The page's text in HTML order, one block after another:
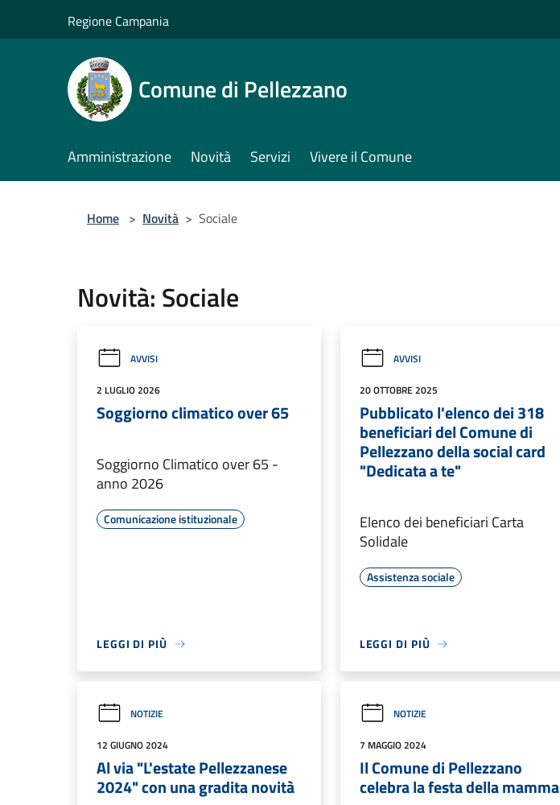
Regione Campania
Comune di Pellezzano
Amministrazione Novità Servizi Vivere il Comune
Home > Novità > Sociale
Novità: Sociale
AVVISI
2 LUGLIO 2026
Soggiorno climatico over 65
Soggiorno Climatico over 65 -
anno 2026
Comunicazione istituzionale
LEGGI DI PIÙ
AVVISI
20 OTTOBRE 2025
Pubblicato l'elenco dei 318
beneficiari del Comune di
Pellezzano della social card
"Dedicata a te"
Elenco dei beneficiari Carta
Solidale
Assistenza sociale
LEGGI DI PIÙ
NOTIZIE
12 GIUGNO 2024
Al via "L'estate Pellezzanese
2024" con una gradita novità
NOTIZIE
7 MAGGIO 2024
Il Comune di Pellezzano
celebra la festa della mamma